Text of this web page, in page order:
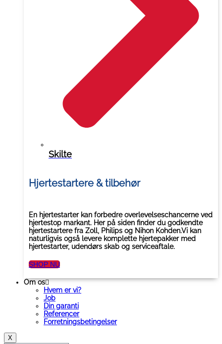
Skilte
Hjertestartere & tilbehør
En hjertestarter kan forbedre overlevelseschancerne ved
hjertestop markant. Her på siden finder du godkendte
hjertestartere fra Zoll, Philips og Nihon Kohden.Vi kan
naturligvis også levere komplette hjertepakker med
hjertestarter, udendørs skab og serviceaftale.
SHOP NU
Om os
Hvem er vi?
Job
Din garanti
Referencer
Forretningsbetingelser
X